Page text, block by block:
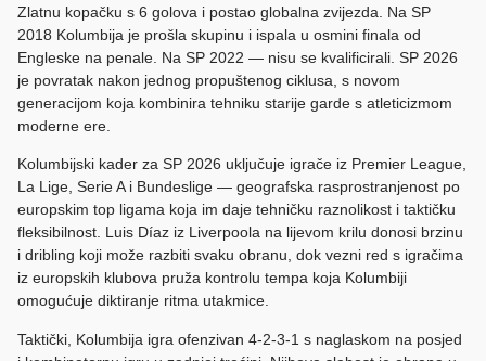
Zlatnu kopačku s 6 golova i postao globalna zvijezda. Na SP
2018 Kolumbija je prošla skupinu i ispala u osmini finala od
Engleske na penale. Na SP 2022 — nisu se kvalificirali. SP 2026
je povratak nakon jednog propuštenog ciklusa, s novom
generacijom koja kombinira tehniku starije garde s atleticizmom
moderne ere.
Kolumbijski kader za SP 2026 uključuje igrače iz Premier League,
La Lige, Serie A i Bundeslige — geografska rasprostranjenost po
europskim top ligama koja im daje tehničku raznolikost i taktičku
fleksibilnost. Luis Díaz iz Liverpoola na lijevom krilu donosi brzinu
i dribling koji može razbiti svaku obranu, dok vezni red s igračima
iz europskih klubova pruža kontrolu tempa koja Kolumbiji
omogućuje diktiranje ritma utakmice.
Taktički, Kolumbija igra ofenzivan 4-2-3-1 s naglaskom na posjed